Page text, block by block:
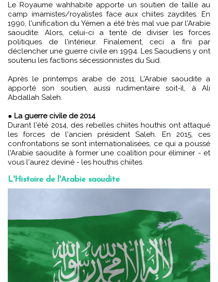
Le Royaume wahhabite apporte un soutien de taille au
camp imamistes/royalistes face aux chiites zaydites. En
1990, l'unification du Yémen a été très mal vue par l'Arabie
saoudite. Alors, celui-ci a tenté de diviser les forces
politiques de l'intérieur. Finalement, ceci a fini par
déclencher une guerre civile en 1994. Les Saoudiens y ont
soutenu les factions sécessionnistes du Sud.
Après le printemps arabe de 2011, L'Arabie saoudite a
apporté son soutien, aussi rudimentaire soit-il, à Ali
Abdallah Saleh.
● La guerre civile de 2014
Durant l'été 2014, des rebelles chiites houthis ont attaqué
les forces de l'ancien président Saleh. En 2015, ces
confrontations se sont internationalisées, ce qui a poussé
l'Arabie saoudite à former une coalition pour éliminer - et
vous l'aurez deviné - les houthis chiites.
L'Histoire de l'Arabie saoudite